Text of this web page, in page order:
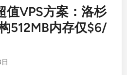
值VPS方案：洛杉
512MB内存仅$6/